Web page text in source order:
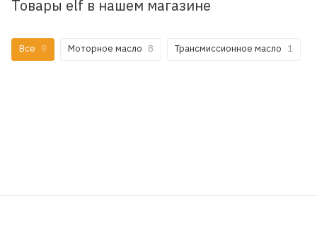
Товары elf в нашем магазине
Все 9 Моторное масло 8 Трансмиссионное масло 1